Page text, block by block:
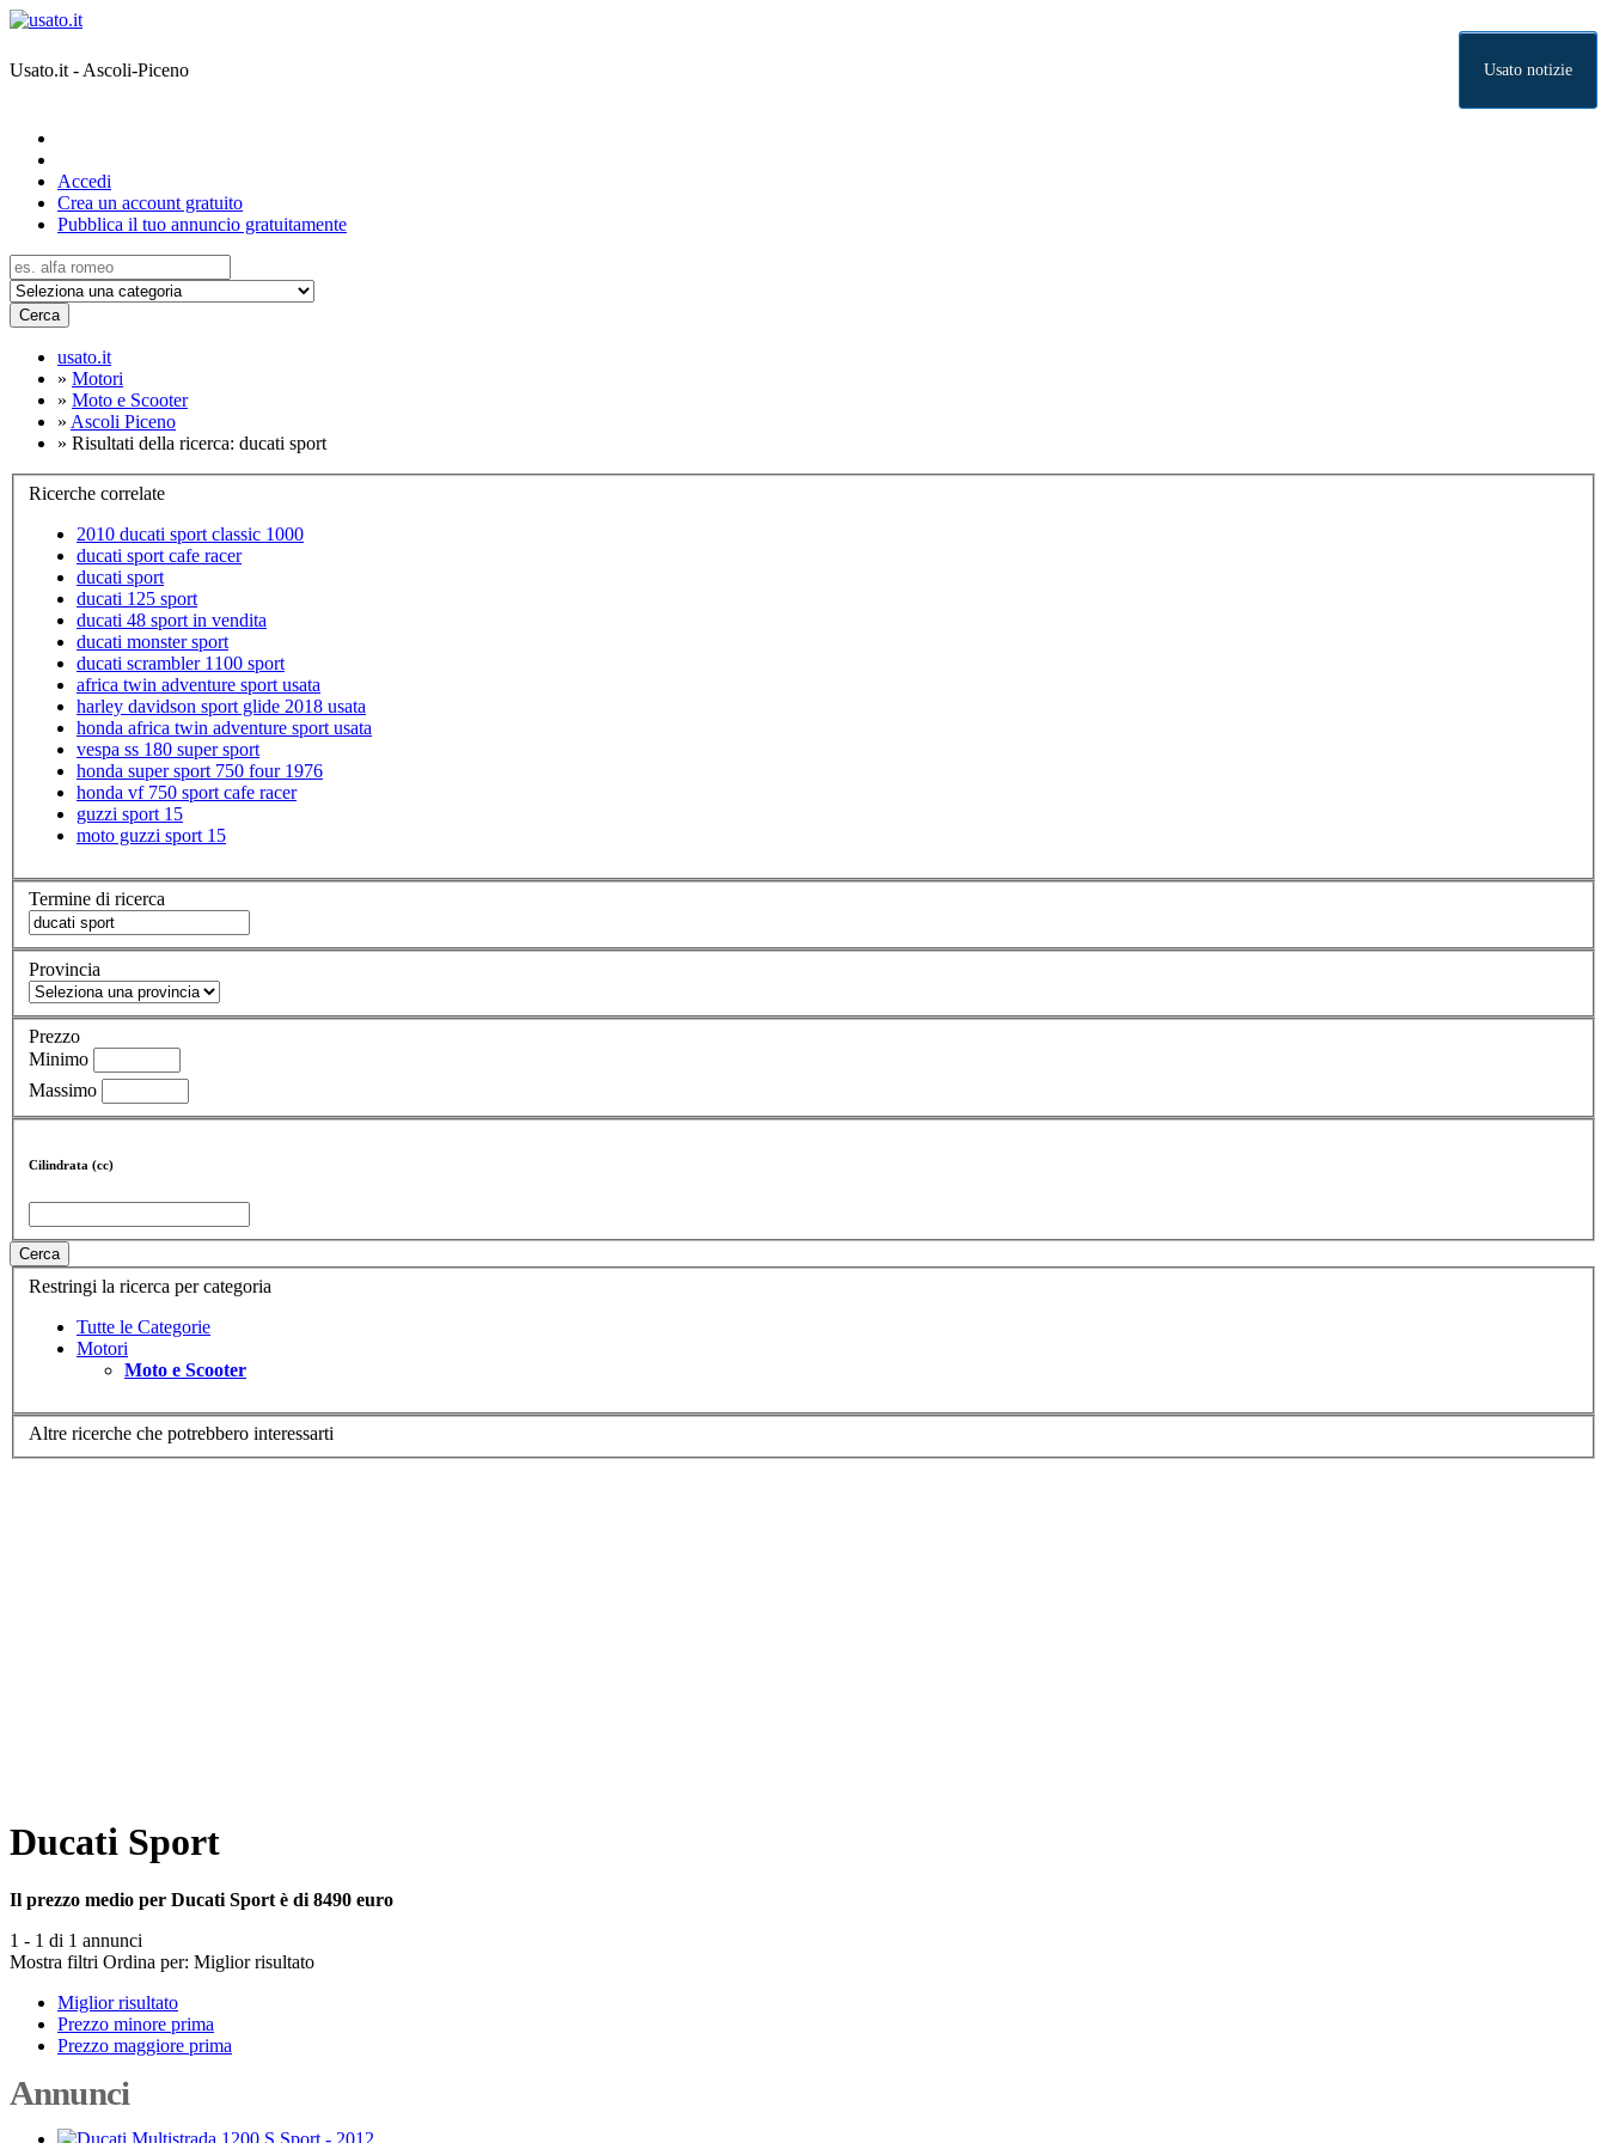
Usato.it - Ascoli-Piceno Usato notizie
Accedi
Crea un account gratuito
Pubblica il tuo annuncio gratuitamente
Cerca
usato.it
» Motori
» Moto e Scooter
» Ascoli Piceno
» Risultati della ricerca: ducati sport
Ricerche correlate
2010 ducati sport classic 1000
ducati sport cafe racer
ducati sport
ducati 125 sport
ducati 48 sport in vendita
ducati monster sport
ducati scrambler 1100 sport
africa twin adventure sport usata
harley davidson sport glide 2018 usata
honda africa twin adventure sport usata
vespa ss 180 super sport
honda super sport 750 four 1976
honda vf 750 sport cafe racer
guzzi sport 15
moto guzzi sport 15
Termine di ricerca
Provincia
Prezzo
Minimo
Massimo
Cilindrata (cc)
Cerca
Restringi la ricerca per categoria
Tutte le Categorie
Motori
Moto e Scooter
Altre ricerche che potrebbero interessarti
Ducati Sport
Il prezzo medio per Ducati Sport è di 8490 euro
1 - 1 di 1 annunci
Mostra filtri Ordina per: Miglior risultato
Miglior risultato
Prezzo minore prima
Prezzo maggiore prima
Annunci